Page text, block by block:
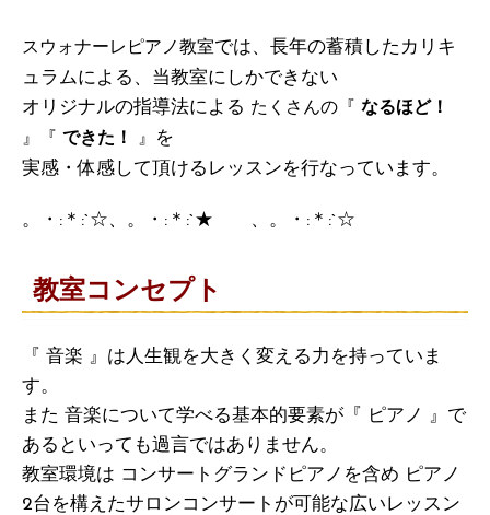
スウォナーレピアノ教室では、長年の蓄積したカリキ
ュラムによる、当教室にしかできない
オリジナルの指導法による たくさんの『 なるほど！
』『 できた！ 』
を
実感・体感して頂けるレッスンを行なっています。
。・:＊:`☆、。・:＊:`★ 、。・:＊:`☆
教室コンセプト
『 音楽 』は人生観を大きく変える力を持っていま
す。
また 音楽について学べる基本的要素が『 ピアノ 』で
あるといっても過言ではありません。
教室環境は コンサートグランドピアノを含め ピアノ
2台を構えたサロンコンサートが可能な広いレッスン